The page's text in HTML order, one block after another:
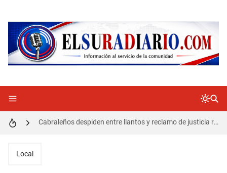
Detienen policía con presunta cocaína en Barahona
Cabraleños despiden entre llantos y reclamo de justicia restos mortales de Yasmel
Distrito Educativo 01-04 de Cabral Cancela a mas de 120 empleados; incluyendo una mujer Embarazada
Local